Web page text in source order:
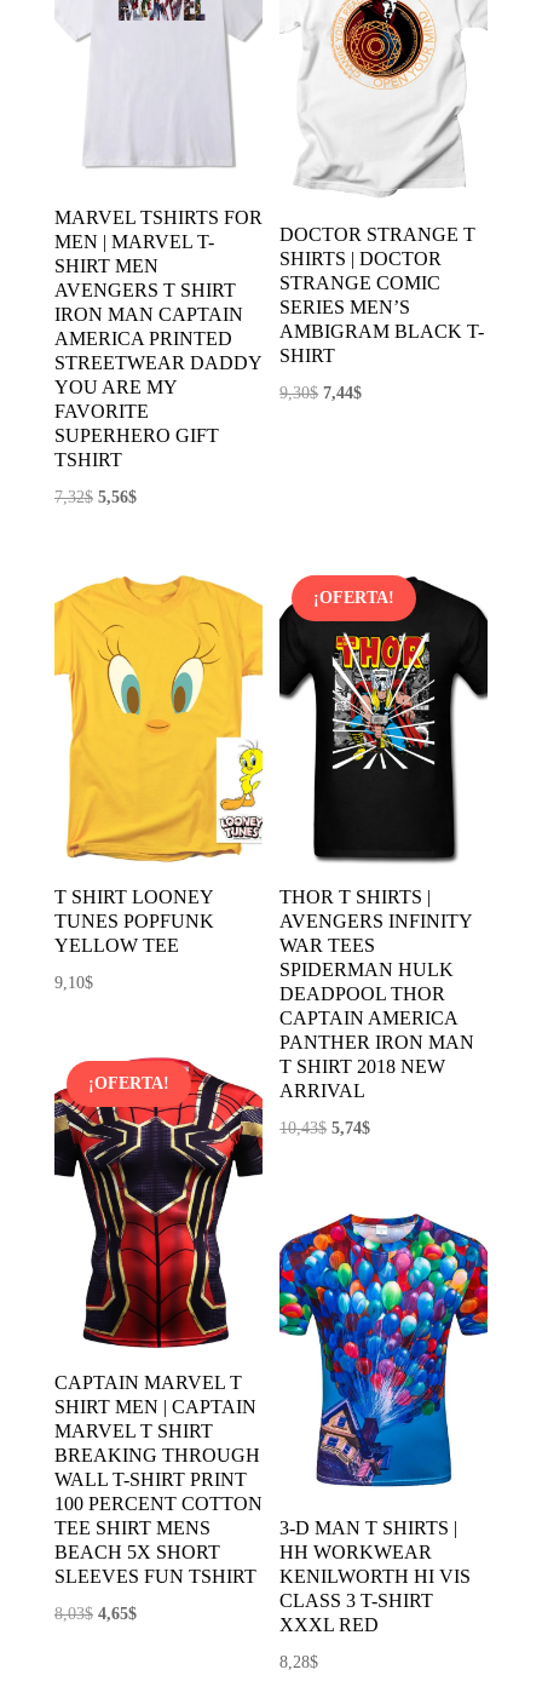
MARVEL TSHIRTS FOR
MEN | MARVEL T-
SHIRT MEN
AVENGERS T SHIRT
IRON MAN CAPTAIN
AMERICA PRINTED
STREETWEAR DADDY
YOU ARE MY
FAVORITE
SUPERHERO GIFT
TSHIRT
7,32$ El
era:
7,32$.
5,56$El
es:
DOCTOR STRANGE T
SHIRTS | DOCTOR
STRANGE COMIC
SERIES MEN’S
AMBIGRAM BLACK T-
SHIRT
9,30$ El
7,44$El
T SHIRT LOONEY
TUNES POPFUNK
YELLOW TEE
9,10$
¡OFERTA!
THOR T SHIRTS |
AVENGERS INFINITY
WAR TEES
SPIDERMAN HULK
DEADPOOL THOR
CAPTAIN AMERICA
PANTHER IRON MAN
T SHIRT 2018 NEW
ARRIVAL
10,43$ El
era:
10,43$.
5,74$El
es:
5,74$.
¡OFERTA!
CAPTAIN MARVEL T
SHIRT MEN | CAPTAIN
MARVEL T SHIRT
BREAKING THROUGH
WALL T-SHIRT PRINT
100 PERCENT COTTON
TEE SHIRT MENS
BEACH 5X SHORT
SLEEVES FUN TSHIRT
8,03$ El
4,65$El
3-D MAN T SHIRTS |
HH WORKWEAR
KENILWORTH HI VIS
CLASS 3 T-SHIRT
XXXL RED
8,28$